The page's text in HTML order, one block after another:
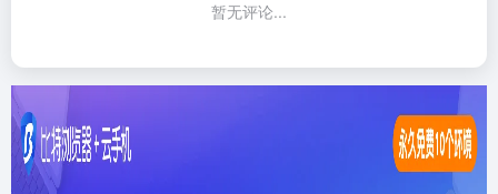
暂无评论...